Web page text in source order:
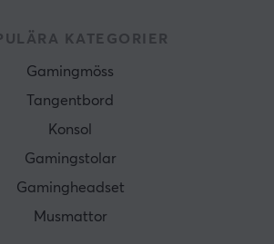
KATEGORIER
Gamingmöss
Tangentbord
Konsol
Gamingstolar
Gamingheadset
Musmattor